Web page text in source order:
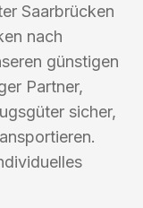
Saarbrücken
nach
günstigen
Partner,
sicher,